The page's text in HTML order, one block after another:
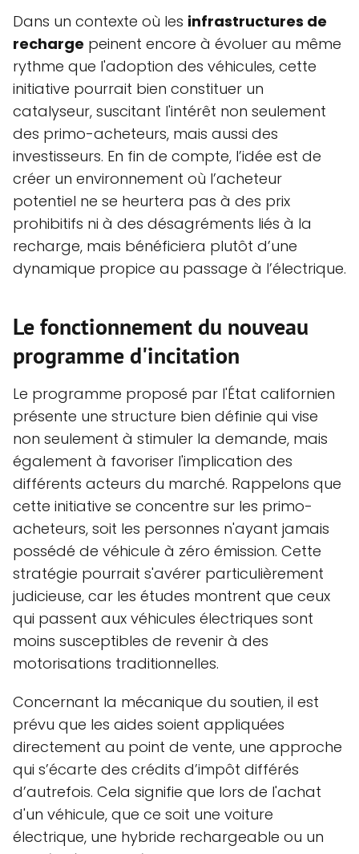
Dans un contexte où les infrastructures de
recharge peinent encore à évoluer au même
rythme que l'adoption des véhicules, cette
initiative pourrait bien constituer un
catalyseur, suscitant l'intérêt non seulement
des primo-acheteurs, mais aussi des
investisseurs. En fin de compte, l’idée est de
créer un environnement où l’acheteur
potentiel ne se heurtera pas à des prix
prohibitifs ni à des désagréments liés à la
recharge, mais bénéficiera plutôt d’une
dynamique propice au passage à l’électrique.
Le fonctionnement du nouveau
programme d'incitation
Le programme proposé par l'État californien
présente une structure bien définie qui vise
non seulement à stimuler la demande, mais
également à favoriser l'implication des
différents acteurs du marché. Rappelons que
cette initiative se concentre sur les primo-
acheteurs, soit les personnes n'ayant jamais
possédé de véhicule à zéro émission. Cette
stratégie pourrait s'avérer particulièrement
judicieuse, car les études montrent que ceux
qui passent aux véhicules électriques sont
moins susceptibles de revenir à des
motorisations traditionnelles.
Concernant la mécanique du soutien, il est
prévu que les aides soient appliquées
directement au point de vente, une approche
qui s’écarte des crédits d’impôt différés
d’autrefois. Cela signifie que lors de l'achat
d'un véhicule, que ce soit une voiture
électrique, une hybride rechargeable ou un